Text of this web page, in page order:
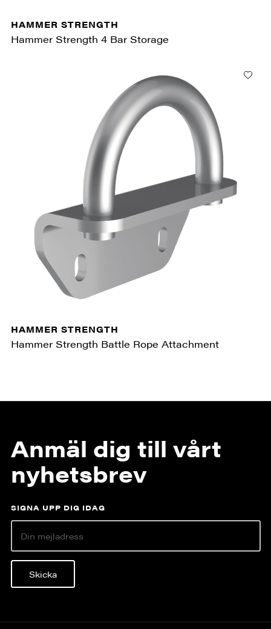
HAMMER STRENGTH
Hammer Strength 4 Bar Storage
HAMMER STRENGTH
Hammer Strength Battle Rope Attachment
Anmäl dig till vårt
nyhetsbrev
SIGNA UPP DIG IDAG
Skicka